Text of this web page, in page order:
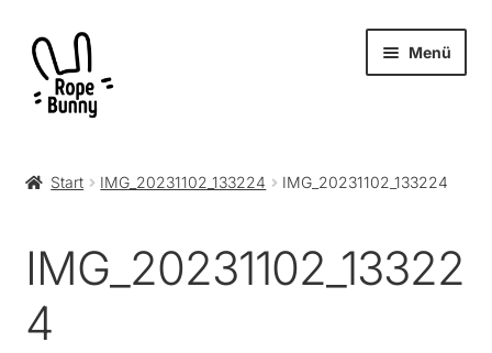
Zur
Navigation
springen
Zum
Inhalt
springen
Menü
öffnen
Museum
Journal
Start IMG_20231102_133224 IMG_20231102_133224
IMG_20231102_13322
4